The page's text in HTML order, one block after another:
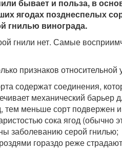
бывает и польза, в
ягодах позднеспелых
гнилью винограда.
гнили нет. Самые
признаков относительной
содержат соединения,
механический барьер
тем меньше сорт подвержен
сока ягод
заболеванию серой гнилью;
гораздо реже